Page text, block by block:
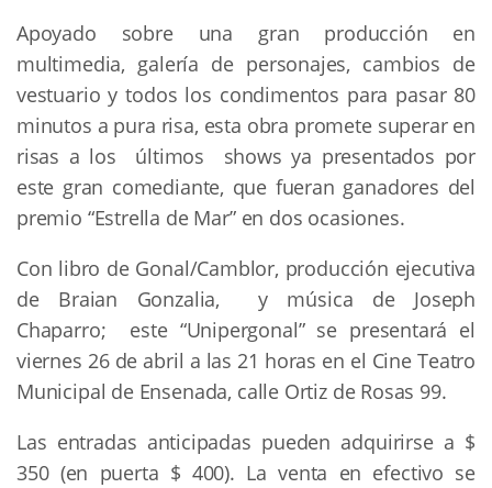
Apoyado sobre una gran producción en
multimedia, galería de personajes, cambios de
vestuario y todos los condimentos para pasar 80
minutos a pura risa, esta obra promete superar en
risas a los últimos shows ya presentados por
este gran comediante, que fueran ganadores del
premio “Estrella de Mar” en dos ocasiones.
Con libro de Gonal/Camblor, producción ejecutiva
de Braian Gonzalia, y música de Joseph
Chaparro; este “Unipergonal” se presentará el
viernes 26 de abril a las 21 horas en el Cine Teatro
Municipal de Ensenada, calle Ortiz de Rosas 99.
Las entradas anticipadas pueden adquirirse a $
350 (en puerta $ 400). La venta en efectivo se